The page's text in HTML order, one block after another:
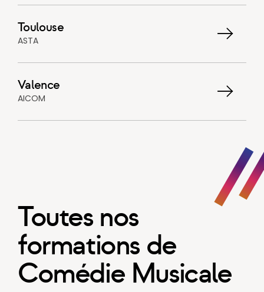
Toulouse
ASTA
Valence
AICOM
Toutes nos
formations de
Comédie Musicale